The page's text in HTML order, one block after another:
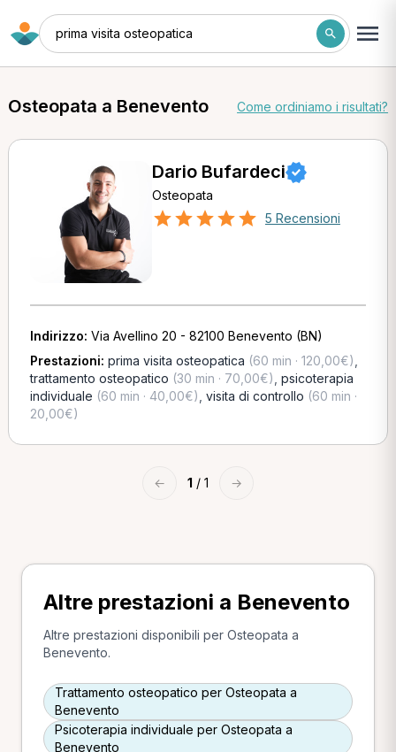
prima visita osteopatica
Osteopata a Benevento Come ordiniamo i risultati?
Dario Bufardeci
Osteopata
5 Recensioni
Indirizzo: Via Avellino 20 - 82100 Benevento (BN)
Prestazioni: prima visita osteopatica (60 min · 120,00€)
trattamento osteopatico (30 min · 70,00€) psicoterapia
individuale (60 min · 40,00€) visita di controllo (60 min ·
20,00€)
← 1 / 1 →
Altre prestazioni a Benevento
Altre prestazioni disponibili per Osteopata a
Benevento.
Trattamento osteopatico per Osteopata a
Benevento
Psicoterapia individuale per Osteopata a
Benevento